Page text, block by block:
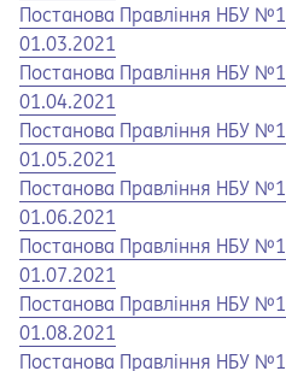
Opens in a new tab
Opens a pdf
Постанова Правління НБУ
01.03.2021
Opens in a new tab
Opens a pdf
Постанова Правління НБУ
01.04.2021
Opens in a new tab
Opens a pdf
Постанова Правління НБУ
01.05.2021
Opens in a new tab
Opens a pdf
Постанова Правління НБУ
01.06.2021
Opens in a new tab
Opens a pdf
Постанова Правління НБУ
01.07.2021
Opens in a new tab
Opens a pdf
Постанова Правління НБУ
01.08.2021
Opens in a new tab
Opens a pdf
Постанова Правління НБУ